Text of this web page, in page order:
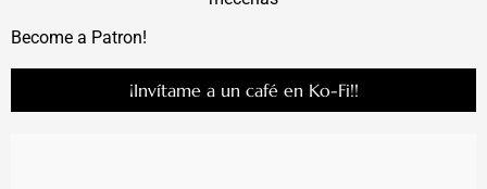
Become a Patron!
¡Invítame a un café en Ko-Fi!!